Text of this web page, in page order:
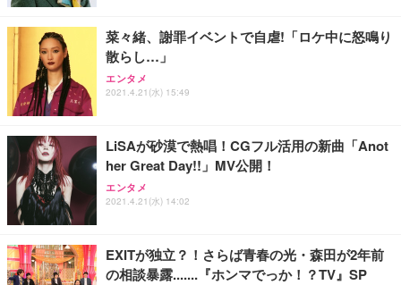
菜々緒、謝罪イベントで自虐!「ロケ中に怒鳴り
散らし…」
エンタメ
2021.4.21(水) 15:49
LiSAが砂漠で熱唱！CGフル活用の新曲「Anot
her Great Day!!」MV公開！
エンタメ
2021.4.21(水) 14:02
EXITが独立？！さらば青春の光・森田が2年前
の相談暴露.......『ホンマでっか！？TV』SP